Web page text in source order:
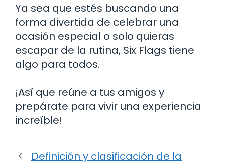
Ya sea que estés buscando una
forma divertida de celebrar una
ocasión especial o solo quieras
escapar de la rutina, Six Flags tiene
algo para todos.
¡Así que reúne a tus amigos y
prepárate para vivir una experiencia
increíble!
Definición y clasificación de la